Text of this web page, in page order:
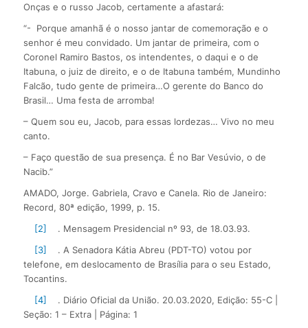
Onças e o russo Jacob, certamente a afastará:
“- Porque amanhã é o nosso jantar de comemoração e o
senhor é meu convidado. Um jantar de primeira, com o
Coronel Ramiro Bastos, os intendentes, o daqui e o de
Itabuna, o juiz de direito, e o de Itabuna também, Mundinho
Falcão, tudo gente de primeira…O gerente do Banco do
Brasil… Uma festa de arromba!
– Quem sou eu, Jacob, para essas lordezas… Vivo no meu
canto.
– Faço questão de sua presença. É no Bar Vesúvio, o de
Nacib.”
AMADO, Jorge. Gabriela, Cravo e Canela. Rio de Janeiro:
Record, 80ª edição, 1999, p. 15.
[2]
. Mensagem Presidencial nº 93, de 18.03.93.
[3]
. A Senadora Kátia Abreu (PDT-TO) votou por
telefone, em deslocamento de Brasília para o seu Estado,
Tocantins.
[4]
. Diário Oficial da União. 20.03.2020, Edição: 55-C |
Seção: 1 – Extra | Página: 1